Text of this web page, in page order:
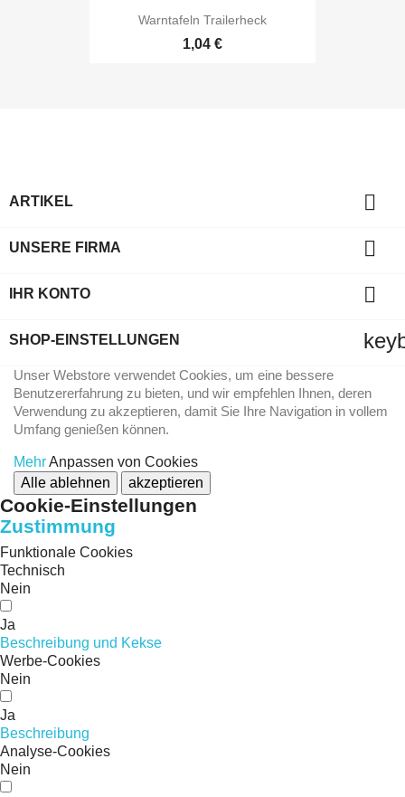
Warntafeln Trailerheck
1,04 €
ARTIKEL 
UNSERE FIRMA 
IHR KONTO 
SHOP-EINSTELLUNGEN
Unser Webstore verwendet Cookies, um eine bessere
Benutzererfahrung zu bieten, und wir empfehlen Ihnen, deren
Verwendung zu akzeptieren, damit Sie Ihre Navigation in vollem
Umfang genießen können.
MehrAnpassen von Cookies
Alle ablehnen
akzeptieren
Cookie-Einstellungen
Zustimmung
Funktionale Cookies
Technisch
Nein
Ja
Beschreibung und Kekse
Werbe-Cookies
Nein
Ja
Beschreibung
Analyse-Cookies
Nein